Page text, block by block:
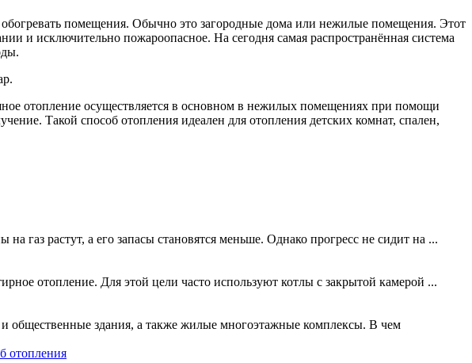
помещения. Обычно это загородные дома или нежилые помещения. Этот
и исключительно пожароопасное. На сегодня самая распространённая система
отопление осуществляется в основном в нежилых помещениях при помощи
Такой способ отопления идеален для отопления детских комнат, спален,
газ растут, а его запасы становятся меньше. Однако прогресс не сидит на ...
отопление. Для этой цели часто используют котлы с закрытой камерой ...
общественные здания, а также жилые многоэтажные комплексы. В чем
отопления